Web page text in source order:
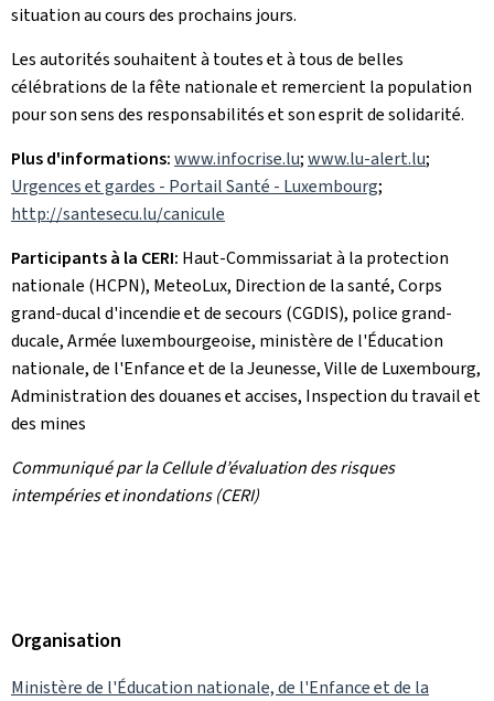
situation au cours des prochains jours.
Les autorités souhaitent à toutes et à tous de belles
célébrations de la fête nationale et remercient la population
pour son sens des responsabilités et son esprit de solidarité.
Plus d'informations:www.infocrise.lu;www.lu-alert.lu;
Urgences et gardes - Portail Santé - Luxembourg;
http://santesecu.lu/canicule
Participants à la CERI: Haut-Commissariat à la protection
nationale (HCPN), MeteoLux, Direction de la santé, Corps
grand-ducal d'incendie et de secours (CGDIS), police grand-
ducale, Armée luxembourgeoise, ministère de l'Éducation
nationale, de l'Enfance et de la Jeunesse, Ville de Luxembourg,
Administration des douanes et accises, Inspection du travail et
des mines
Communiqué par la Cellule d’évaluation des risques
intempéries et inondations (CERI)
Organisation
Ministère de l'Éducation nationale, de l'Enfance et de la